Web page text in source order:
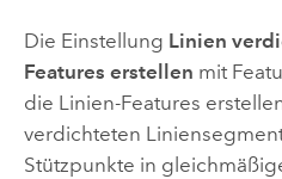
Die Einstellung Linien
Features erstellen mit
die Linien-Features
verdichteten
Stützpunkte in